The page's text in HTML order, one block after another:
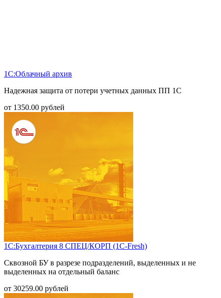
1С:Облачный архив
Надежная защита от потери учетных данных ПП 1С
от 1350.00 рублей
1С:Бухгалтерия 8 СПЕЦ/КОРП (1С-Fresh)
Сквозной БУ в разрезе подразделений, выделенных и не
выделенных на отдельный баланс
от 30259.00 рублей